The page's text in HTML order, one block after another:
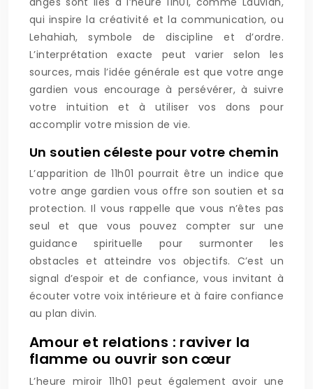
qui inspire la créativité et la communication, ou
Lehahiah, symbole de discipline et d’ordre.
L’interprétation exacte peut varier selon les
sources, mais l’idée générale est que votre ange
gardien vous encourage à persévérer, à suivre
votre intuition et à utiliser vos dons pour
accomplir votre mission de vie.
Un soutien céleste pour votre chemin
L’apparition de 11h01 pourrait être un indice que
votre ange gardien vous offre son soutien et sa
protection. Il vous rappelle que vous n’êtes pas
seul et que vous pouvez compter sur une
guidance spirituelle pour surmonter les
obstacles et atteindre vos objectifs. C’est un
signal d’espoir et de confiance, vous invitant à
écouter votre voix intérieure et à faire confiance
au plan divin.
Amour et relations : raviver la
flamme ou ouvrir son cœur
L’heure miroir 11h01 peut également avoir une